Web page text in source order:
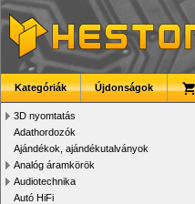
Kategóriák Újdonságok
3D nyomtatás
Adathordozók
Ajándékok, ajándékutalványok
Analóg áramkörök
Audiotechnika
Autó HiFi